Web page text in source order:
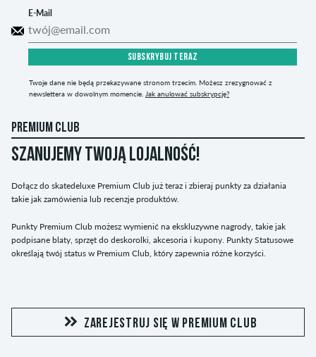
E-Mail
SUBSKRYBUJ TERAZ
Twoje dane nie będą przekazywane stronom trzecim. Możesz zrezygnować z
newslettera w dowolnym momencie. Jak anulować subskrypcję?
PREMIUM CLUB
SZANUJEMY TWOJĄ LOJALNOŚĆ!
Dołącz do skatedeluxe Premium Club już teraz i zbieraj punkty za działania
takie jak zamówienia lub recenzje produktów.
Punkty Premium Club możesz wymienić na ekskluzywne nagrody, takie jak
podpisane blaty, sprzęt do deskorolki, akcesoria i kupony. Punkty Statusowe
określają twój status w Premium Club, który zapewnia różne korzyści.
ZAREJESTRUJ SIĘ W PREMIUM CLUB